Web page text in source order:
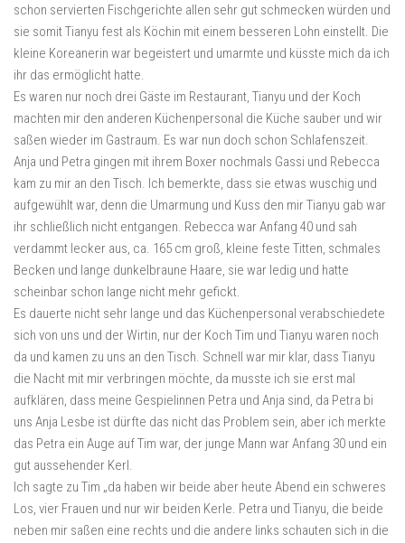
schon servierten Fischgerichte allen sehr gut schmecken würden und
sie somit Tianyu fest als Köchin mit einem besseren Lohn einstellt. Die
kleine Koreanerin war begeistert und umarmte und küsste mich da ich
ihr das ermöglicht hatte.
Es waren nur noch drei Gäste im Restaurant, Tianyu und der Koch
machten mir den anderen Küchenpersonal die Küche sauber und wir
saßen wieder im Gastraum. Es war nun doch schon Schlafenszeit.
Anja und Petra gingen mit ihrem Boxer nochmals Gassi und Rebecca
kam zu mir an den Tisch. Ich bemerkte, dass sie etwas wuschig und
aufgewühlt war, denn die Umarmung und Kuss den mir Tianyu gab war
ihr schließlich nicht entgangen. Rebecca war Anfang 40 und sah
verdammt lecker aus, ca. 165 cm groß, kleine feste Titten, schmales
Becken und lange dunkelbraune Haare, sie war ledig und hatte
scheinbar schon lange nicht mehr gefickt.
Es dauerte nicht sehr lange und das Küchenpersonal verabschiedete
sich von uns und der Wirtin, nur der Koch Tim und Tianyu waren noch
da und kamen zu uns an den Tisch. Schnell war mir klar, dass Tianyu
die Nacht mit mir verbringen möchte, da musste ich sie erst mal
aufklären, dass meine Gespielinnen Petra und Anja sind, da Petra bi
uns Anja Lesbe ist dürfte das nicht das Problem sein, aber ich merkte
das Petra ein Auge auf Tim war, der junge Mann war Anfang 30 und ein
gut aussehender Kerl.
Ich sagte zu Tim „da haben wir beide aber heute Abend ein schweres
Los, vier Frauen und nur wir beiden Kerle. Petra und Tianyu, die beide
neben mir saßen eine rechts und die andere links schauten sich in die